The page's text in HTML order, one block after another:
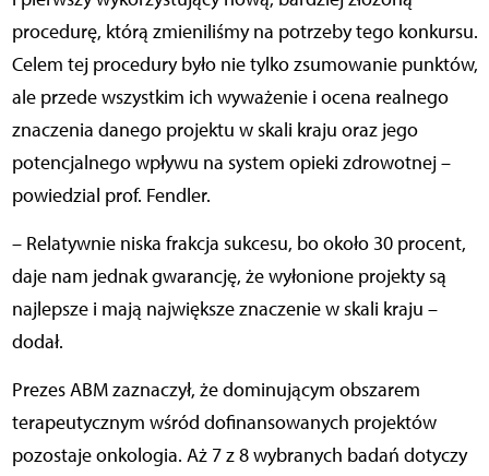
procedurę, którą zmieniliśmy na potrzeby tego konkursu.
Celem tej procedury było nie tylko zsumowanie punktów,
ale przede wszystkim ich wyważenie i ocena realnego
znaczenia danego projektu w skali kraju oraz jego
potencjalnego wpływu na system opieki zdrowotnej –
powiedzial prof. Fendler.
– Relatywnie niska frakcja sukcesu, bo około 30 procent,
daje nam jednak gwarancję, że wyłonione projekty są
najlepsze i mają największe znaczenie w skali kraju –
dodał.
Prezes ABM zaznaczył, że dominującym obszarem
terapeutycznym wśród dofinansowanych projektów
pozostaje onkologia. Aż 7 z 8 wybranych badań dotyczy